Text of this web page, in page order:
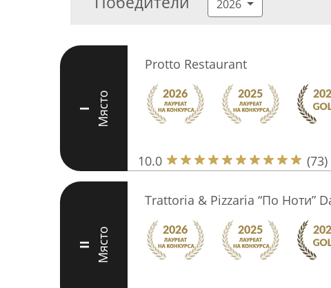
2026
I Място
Protto Restaurant
10.0 (73)
II Място
Trattoria & Pizzaria “По Ноти”